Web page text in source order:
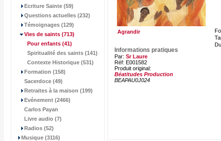
Ecriture Sainte (59)
Questions actuelles (232)
Témoignages (129)
Vies de saints (713)
Pour enfants (41)
Spiritualité des saints (141)
Contexte Historique (531)
Formation (158)
Sacerdoce (49)
Retraites à la maison (199)
Evénement (2466)
Carlos Payan
Livre audio (7)
Radios (52)
Musique (3116)
Agrandir
Informations pratiques
Par: Sr Laure
Réf: E001582
Produit original:
Béatitudes Production
BEAPAU0J024